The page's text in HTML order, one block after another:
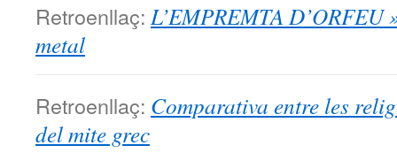
Retroenllaç: L’EMPREMTA D’ORFEU
metal
Retroenllaç: Comparativa entre les
del mite grec